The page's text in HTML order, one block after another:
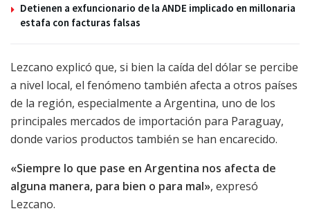
Detienen a exfuncionario de la ANDE implicado en millonaria
estafa con facturas falsas
Lezcano explicó que, si bien la caída del dólar se percibe
a nivel local, el fenómeno también afecta a otros países
de la región, especialmente a Argentina, uno de los
principales mercados de importación para Paraguay,
donde varios productos también se han encarecido.
«Siempre lo que pase en Argentina nos afecta de
alguna manera, para bien o para mal», expresó
Lezcano.